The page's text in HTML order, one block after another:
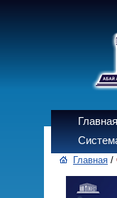
Главная
Главная /